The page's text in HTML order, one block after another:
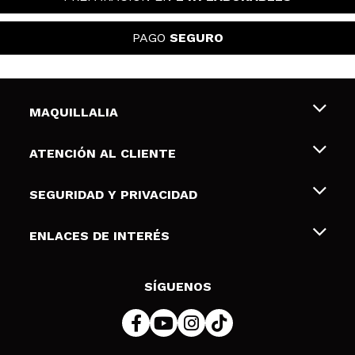
PAGO SEGURO
MAQUILLALIA
Sobre nosotros
Tarjetas de Regalo
ATENCIÓN AL CLIENTE
Envíos y devoluciones
Formas de pago
SEGURIDAD Y PRIVACIDAD
Terminos y condiciones de uso
Política de cookies
ENLACES DE INTERÉS
SÍGUENOS